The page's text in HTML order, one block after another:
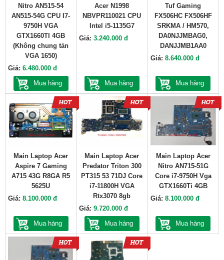
Nitro AN515-54
AN515-54G CPU I7-
9750H VGA
GTX1660TI 4GB
(Không chung tản
VGA 1650)
Giá: 6.480.000 đ
Mua hàng
Acer N1998
NBVPR110021 CPU
Intel i5-1135G7
Giá:3.240.000 đ
Mua hàng
Tuf Gaming
FX506HC FX506HF
SRKMA / HM570,
DA0NJJMBAG0,
DANJJMB1AA0
Giá: 8.640.000 đ
Mua hàng
Main Laptop Acer
Aspire 7 Gaming
A715 43G R8GA R5
5625U
Giá: 8.100.000 đ
Mua hàng
Main Laptop Acer
Predator Triton 300
PT315 53 71DJ Core
i7-11800H VGA
Rtx3070 8gb
Giá:9.720.000 đ
Mua hàng
Main Laptop Acer
Nitro AN715-51G
Core i7-9750H Vga
GTX1660Ti 4GB
Giá: 8.100.000 đ
Mua hàng